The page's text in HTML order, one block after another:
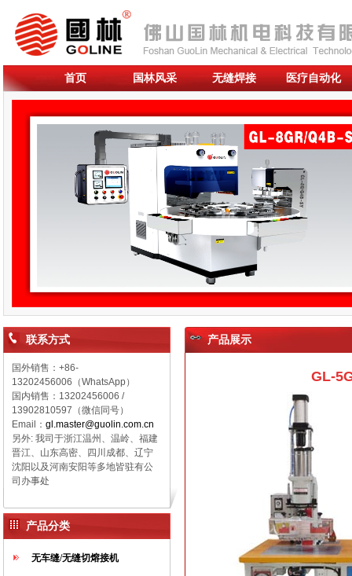
首页 国林风采 无缝焊接 医疗自动化
联系方式
国外销售：+86-
13202456006（WhatsApp）
国内销售： 13202456006 /
13902810597（微信同号）
Email： gl.master@guolin.com.cn
另外: 我司于浙江温州、温岭、福建
晋江、山东高密、四川成都、辽宁
沈阳以及河南安阳等多地皆驻有公
司办事处
产品分类
无车缝/无缝切熔接机
产品展示
GL-